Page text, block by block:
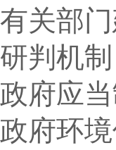
关部
判机
府应
府环